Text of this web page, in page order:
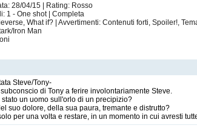
28/04/15 | Rating: Rosso
1 - One shot | Completa
What if? | Avvertimenti: Contenuti forti, Spoiler!,
Iron Man
Steve/Tony-
di Tony a ferire involontariamente Steve.
un uomo sull'orlo di un precipizio?
suo dolore, della sua paura, tremante e distrutto?
per una volta e restare, in un momento in cui avresti